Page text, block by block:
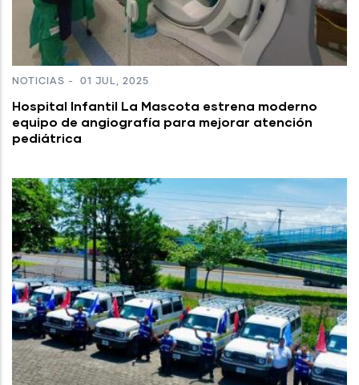
NOTICIAS - 01 JUL, 2025
Hospital Infantil La Mascota estrena moderno
equipo de angiografía para mejorar atención
pediátrica